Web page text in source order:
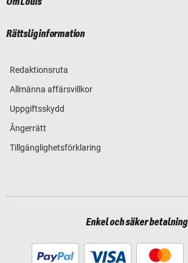
Rättslig information
Redaktionsruta
Allmänna affärsvillkor
Uppgiftsskydd
Ångerrätt
Tillgänglighetsförklaring
Enkel och säker betalning